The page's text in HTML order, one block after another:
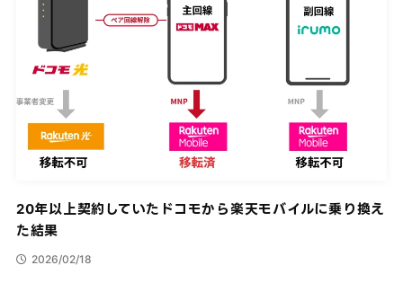
20年以上契約していたドコモから楽天モバイルに乗り換え
た結果
2026/02/18